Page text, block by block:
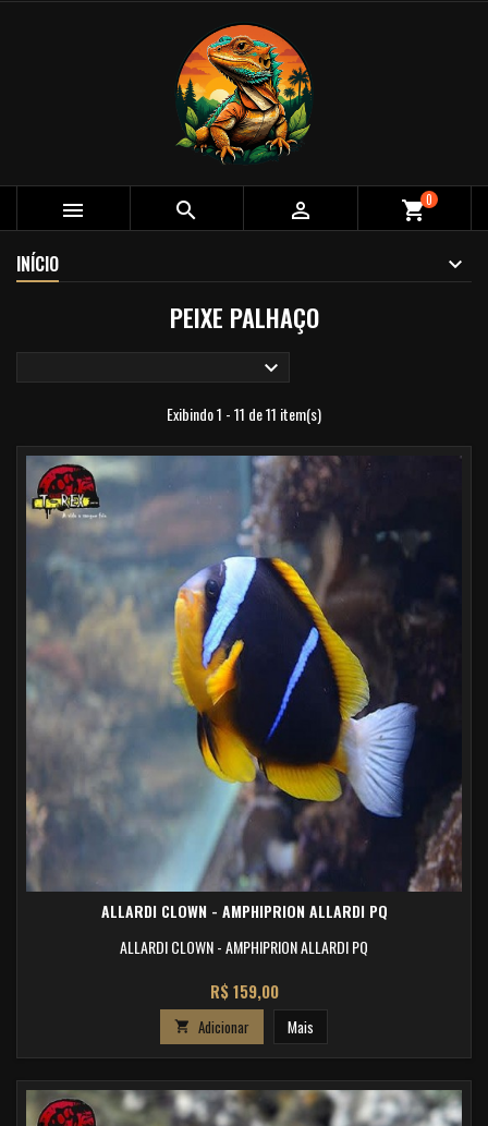
   shopping_cart0
INÍCIO
PEIXE PALHAÇO

Exibindo 1 - 11 de 11 item(s)
ALLARDI CLOWN - AMPHIPRION ALLARDI PQ
ALLARDI CLOWN - AMPHIPRION ALLARDI PQ
Preço
R$ 159,00
 Adicionar Mais